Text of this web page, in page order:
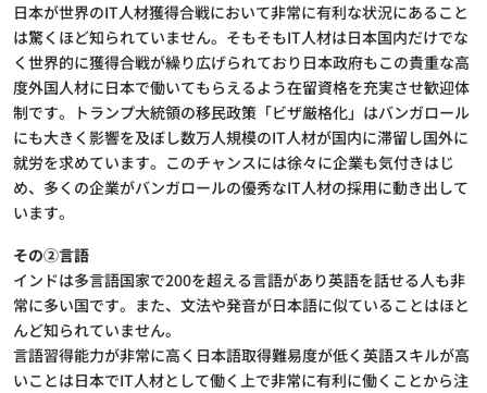
日本が世界のIT人材獲得合戦において非常に有利な状況にあること
は驚くほど知られていません。そもそもIT人材は日本国内だけでな
く世界的に獲得合戦が繰り広げられており日本政府もこの貴重な高
度外国人材に日本で働いてもらえるよう在留資格を充実させ歓迎体
制です。トランプ大統領の移民政策「ビザ厳格化」はバンガロール
にも大きく影響を及ぼし数万人規模のIT人材が国内に滞留し国外に
就労を求めています。このチャンスには徐々に企業も気付きはじ
め、多くの企業がバンガロールの優秀なIT人材の採用に動き出して
います。
その②言語
インドは多言語国家で200を超える言語があり英語を話せる人も非
常に多い国です。また、文法や発音が日本語に似ていることはほと
んど知られていません。
言語習得能力が非常に高く日本語取得難易度が低く英語スキルが高
いことは日本でIT人材として働く上で非常に有利に働くことから注